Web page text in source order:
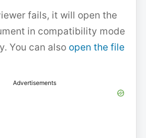
fails, it will open the
in compatibility mode
You can also open the file
Advertisements